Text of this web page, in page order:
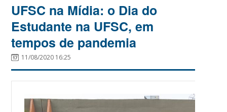
UFSC na Mídia: o Dia do
Estudante na UFSC, em
tempos de pandemia
11/08/2020 16:25